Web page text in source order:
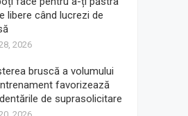
libere când lucrezi de
2026
bruscă a volumului
favorizează
de suprasolicitare